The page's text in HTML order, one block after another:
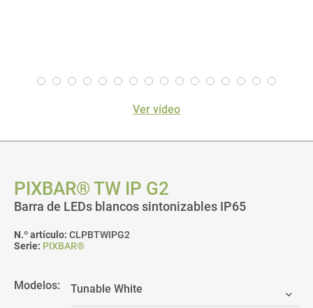
Ver vídeo
PIXBAR® TW IP G2
Barra de LEDs blancos sintonizables IP65
N.º artículo: CLPBTWIPG2
Serie: PIXBAR®
Modelos: